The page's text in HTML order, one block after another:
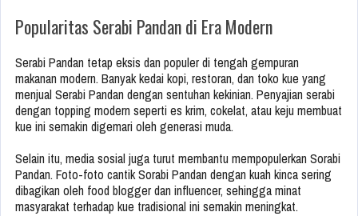
Popularitas Serabi Pandan di Era Modern
Serabi Pandan tetap eksis dan populer di tengah gempuran
makanan modern. Banyak kedai kopi, restoran, dan toko kue yang
menjual Serabi Pandan dengan sentuhan kekinian. Penyajian serabi
dengan topping modern seperti es krim, cokelat, atau keju membuat
kue ini semakin digemari oleh generasi muda.
Selain itu, media sosial juga turut membantu mempopulerkan Sorabi
Pandan. Foto-foto cantik Sorabi Pandan dengan kuah kinca sering
dibagikan oleh food blogger dan influencer, sehingga minat
masyarakat terhadap kue tradisional ini semakin meningkat.